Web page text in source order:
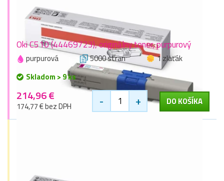
Oki C510 (44469723), originálny toner, purpurový
purpurová 5000 stran
1 zlaťák
Skladom > 9 ks
214,96 €
174,77 € bez DPH - + DO KOŠÍKA